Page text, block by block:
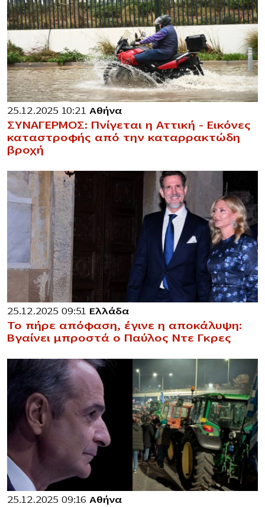
25.12.2025 10:21 Αθήνα
ΣΥΝΑΓΕΡΜΟΣ: Πνίγεται η Αττική – Εικόνες
καταστροφής από την καταρρακτώδη
βροχή
25.12.2025 09:51 Ελλάδα
Το πήρε απόφαση, έγινε η αποκάλυψη:
Βγαίνει μπροστά ο Παύλος Ντε Γκρες
25.12.2025 09:16 Αθήνα